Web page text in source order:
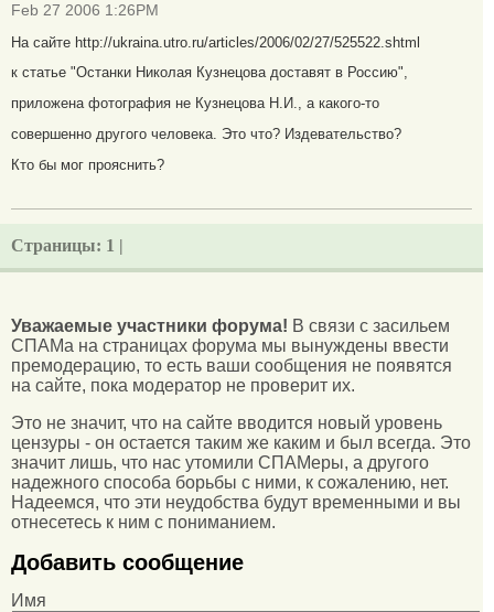
Feb 27 2006 1:26PM
На сайте http://ukraina.utro.ru/articles/2006/02/27/525522.shtml
к статье "Останки Николая Кузнецова доставят в Россию",
приложена фотография не Кузнецова Н.И., а какого-то
совершенно другого человека. Это что? Издевательство?
Кто бы мог прояснить?
Страницы: 1 |
Уважаемые участники форума! В связи с засильем
СПАМа на страницах форума мы вынуждены ввести
премодерацию, то есть ваши сообщения не появятся
на сайте, пока модератор не проверит их.
Это не значит, что на сайте вводится новый уровень
цензуры - он остается таким же каким и был всегда. Это
значит лишь, что нас утомили СПАМеры, а другого
надежного способа борьбы с ними, к сожалению, нет.
Надеемся, что эти неудобства будут временными и вы
отнесетесь к ним с пониманием.
Добавить сообщение
Имя